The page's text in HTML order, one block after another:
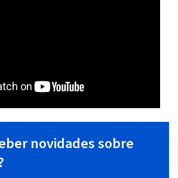
novidades sobre